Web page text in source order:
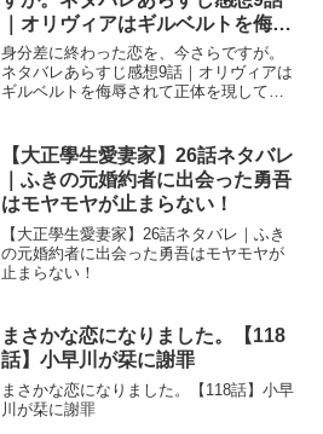
｜オリヴィアはギルベルトを侮辱
されて正体を現してしまう！？
身分差に終わった恋を、今さらですが。
ネタバレあらすじ感想9話｜オリヴィアは
ギルベルトを侮辱されて正体を現してし
【大正學生愛妻家】26話ネタバレ
｜ふきの元婚約者に出会った勇吾
はモヤモヤが止まらない！
【大正學生愛妻家】26話ネタバレ｜ふき
の元婚約者に出会った勇吾はモヤモヤが
止まらない！
まさかな恋になりました。【118
話】小早川が栞に謝罪
まさかな恋になりました。【118話】小早
川が栞に謝罪